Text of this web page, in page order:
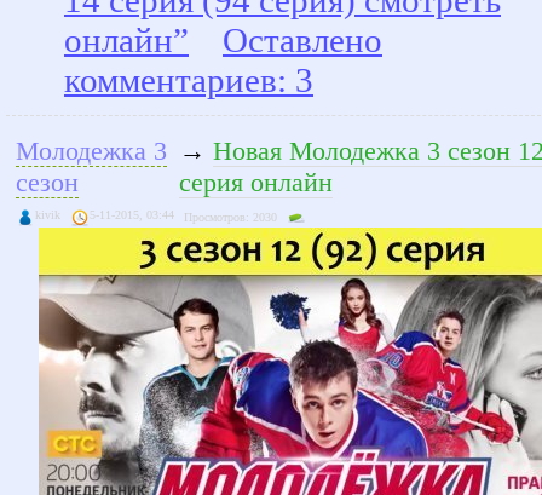
онлайн”
Оставлено
комментариев: 3
Молодежка 3
сезон
→ Новая Молодежка 3 сезон
серия онлайн
kivik 5-11-2015, 03:44 Просмотров: 2030